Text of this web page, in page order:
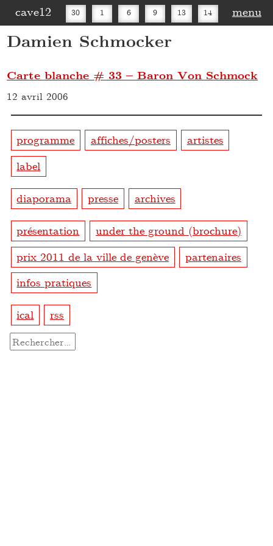
cave12 30 1 6 9 13 14
16 20
menu
Damien Schmocker
Carte blanche # 33 – Baron Von Schmock
12 avril 2006
programme affiches/posters
artistes
label
diaporama presse archives
présentation
under the ground (brochure)
prix 2011 de la ville de genève
partenaires
infos pratiques
ical rss
Rechercher :